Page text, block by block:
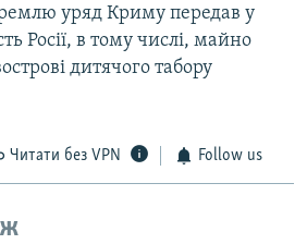
уряд Криму передав у
Росії, в тому числі, майно
дитячого табору
Читати без VPN Follow us